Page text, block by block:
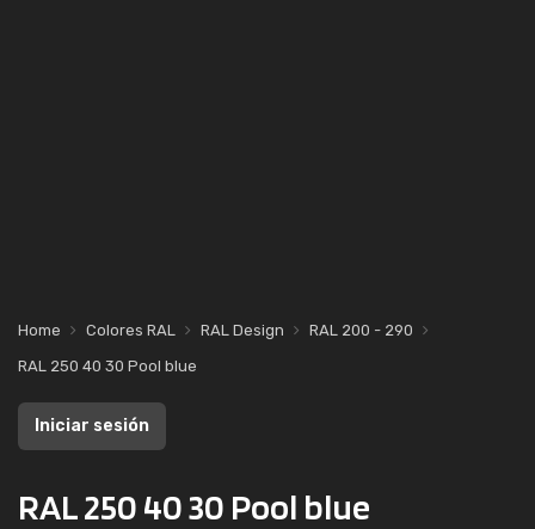
Home Colores RAL RAL Design
RAL 200 - 290
RAL 250 40 30 Pool blue
Iniciar sesión
RAL 250 40 30 Pool blue